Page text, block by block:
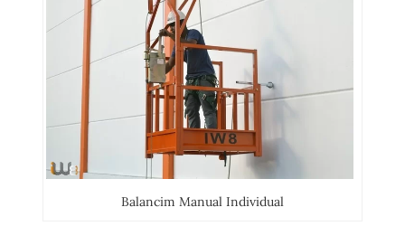
Balancim Manual Individual